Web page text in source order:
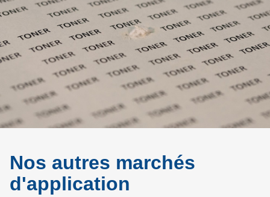
Nos autres marchés
d'application